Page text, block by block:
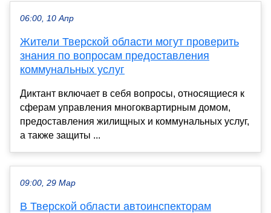
06:00, 10 Апр
Жители Тверской области могут проверить
знания по вопросам предоставления
коммунальных услуг
Диктант включает в себя вопросы, относящиеся к
сферам управления многоквартирным домом,
предоставления жилищных и коммунальных услуг,
а также защиты ...
09:00, 29 Мар
В Тверской области автоинспекторам